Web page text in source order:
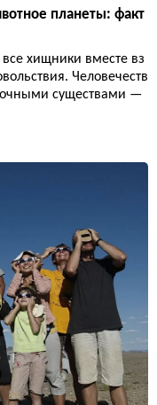
планеты: факт
хищники вместе вз
Человечеств
существами —